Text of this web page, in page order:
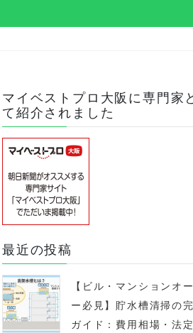
マイベストプロ大阪に専門家
て紹介されました
最近の投稿
【ビル・マンションオ
ー必見】貯水槽清掃の
ガイド：費用相場・法